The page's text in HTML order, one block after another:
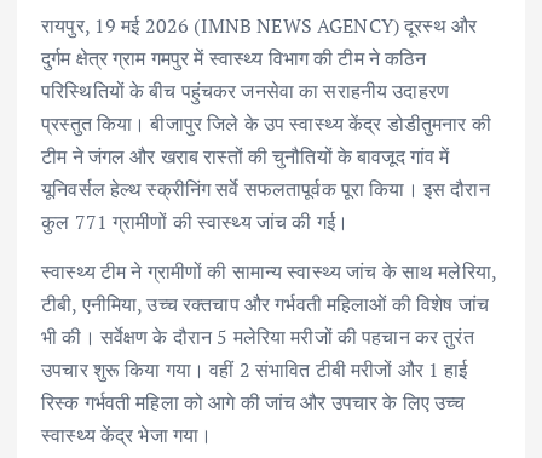
o
k
p
p
n
रायपुर, 19 मई 2026 (IMNB NEWS AGENCY) दूरस्थ और
दुर्गम क्षेत्र ग्राम गमपुर में स्वास्थ्य विभाग की टीम ने कठिन
परिस्थितियों के बीच पहुंचकर जनसेवा का सराहनीय उदाहरण
प्रस्तुत किया। बीजापुर जिले के उप स्वास्थ्य केंद्र डोडीतुमनार की
टीम ने जंगल और खराब रास्तों की चुनौतियों के बावजूद गांव में
यूनिवर्सल हेल्थ स्क्रीनिंग सर्वे सफलतापूर्वक पूरा किया। इस दौरान
कुल 771 ग्रामीणों की स्वास्थ्य जांच की गई।
स्वास्थ्य टीम ने ग्रामीणों की सामान्य स्वास्थ्य जांच के साथ मलेरिया,
टीबी, एनीमिया, उच्च रक्तचाप और गर्भवती महिलाओं की विशेष जांच
भी की। सर्वेक्षण के दौरान 5 मलेरिया मरीजों की पहचान कर तुरंत
उपचार शुरू किया गया। वहीं 2 संभावित टीबी मरीजों और 1 हाई
रिस्क गर्भवती महिला को आगे की जांच और उपचार के लिए उच्च
स्वास्थ्य केंद्र भेजा गया।